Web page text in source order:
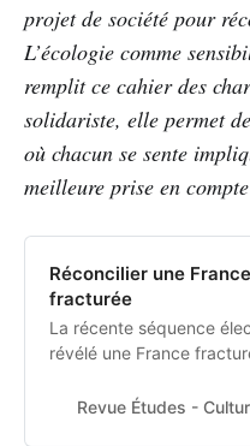
projet de société pour
L’écologie comme
remplit ce cahier des
solidariste, elle permet
où chacun se sente
meilleure prise en
Réconcilier une France
fracturée
La récente séquence
révélé une France
élaborer un projet de